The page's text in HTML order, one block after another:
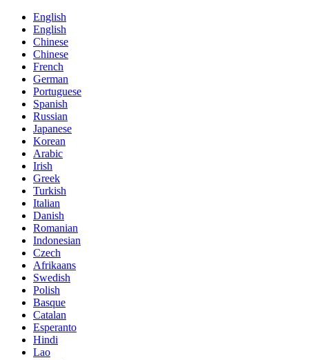
English
English
Chinese
Chinese
French
German
Portuguese
Spanish
Russian
Japanese
Korean
Arabic
Irish
Greek
Turkish
Italian
Danish
Romanian
Indonesian
Czech
Afrikaans
Swedish
Polish
Basque
Catalan
Esperanto
Hindi
Lao